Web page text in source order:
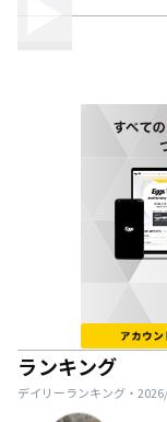
ランキング
デイリーランキング・